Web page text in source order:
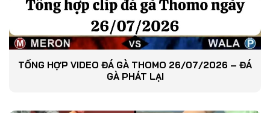
TỔNG HỢP VIDEO ĐÁ GÀ THOMO 26/07/2026 – ĐÁ
GÀ PHÁT LẠI